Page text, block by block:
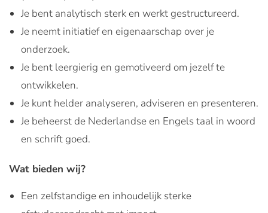
Je bent analytisch sterk en werkt gestructureerd.
Je neemt initiatief en eigenaarschap over je
onderzoek.
Je bent leergierig en gemotiveerd om jezelf te
ontwikkelen.
Je kunt helder analyseren, adviseren en presenteren.
Je beheerst de Nederlandse en Engels taal in woord
en schrift goed.
Wat bieden wij?
Een zelfstandige en inhoudelijk sterke